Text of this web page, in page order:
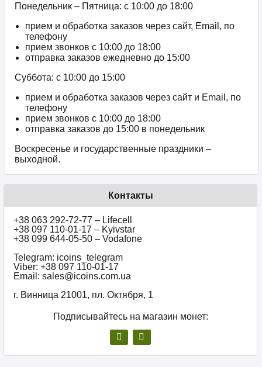
Понедельник – Пятница: с 10:00 до 18:00
прием и обработка заказов через сайт, Email, по
телефону
прием звонков c 10:00 до 18:00
отправка заказов ежедневно до 15:00
Суббота: с 10:00 до 15:00
прием и обработка заказов через сайт и Email, по
телефону
прием звонков c 10:00 до 18:00
отправка заказов до 15:00 в понедельник
Воскресенье и государственные праздники –
выходной.
Контакты
+38 063 292-72-77 – Lifecell
+38 097 110-01-17 – Kyivstar
+38 099 644-05-50 – Vodafone
Telegram: icoins_telegram
Viber: +38 097 110-01-17
Email: sales@icoins.com.ua
г. Винница 21001, пл. Октября, 1
Подписывайтесь на магазин монет: